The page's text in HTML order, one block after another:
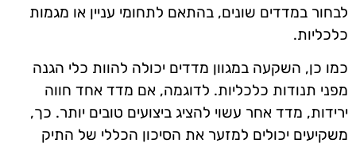
לבחור במדדים שונים, בהתאם לתחומי עניין או מגמות
כלכליות.
כמו כן, השקעה במגוון מדדים יכולה להוות כלי הגנה
מפני תנודות כלכליות. לדוגמה, אם מדד אחד חווה
ירידות, מדד אחר עשוי להציג ביצועים טובים יותר. כך,
משקיעים יכולים למזער את הסיכון הכללי של התיק